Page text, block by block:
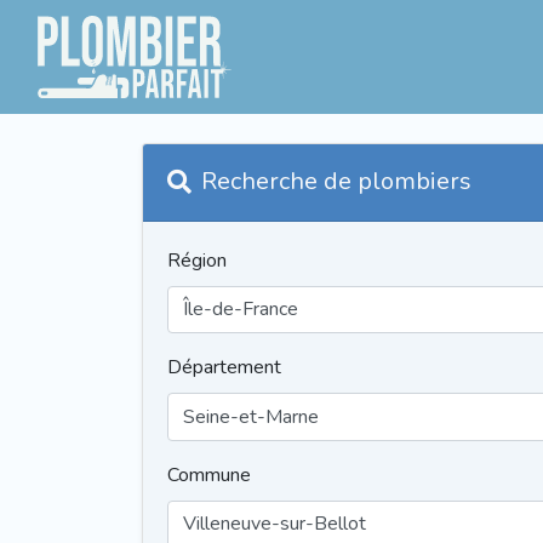
Recherche de plombiers
Région
Département
Commune